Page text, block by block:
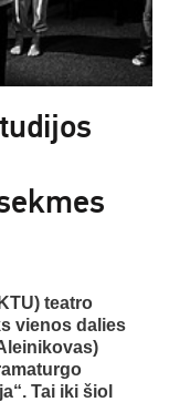
teatro
vienos dalies
Tai iki šiol